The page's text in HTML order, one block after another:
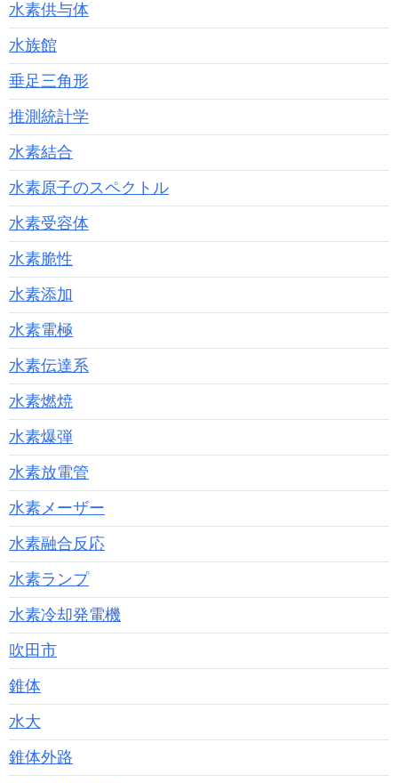
水素供与体
水族館
垂足三角形
推測統計学
水素結合
水素原子のスペクトル
水素受容体
水素脆性
水素添加
水素電極
水素伝達系
水素燃焼
水素爆弾
水素放電管
水素メーザー
水素融合反応
水素ランプ
水素冷却発電機
吹田市
錐体
水大
錐体外路